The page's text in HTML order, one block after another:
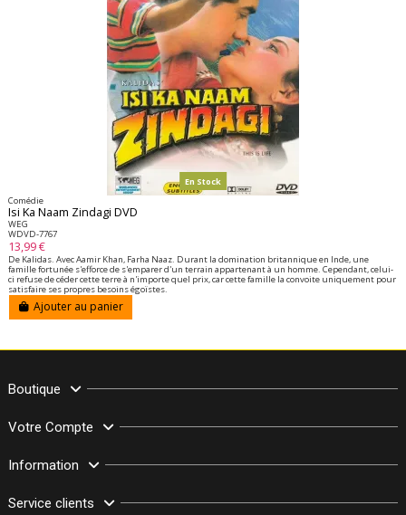
En Stock
Comédie
Isi Ka Naam Zindagi DVD
WEG
WDVD-7767
13,99 €
De Kalidas. Avec Aamir Khan, Farha Naaz. Durant la domination britannique en Inde, une
famille fortunée s'efforce de s'emparer d'un terrain appartenant à un homme. Cependant, celui-
ci refuse de céder cette terre à n'importe quel prix, car cette famille la convoite uniquement pour
satisfaire ses propres besoins égoïstes.
Ajouter au panier
Boutique
Votre Compte
Information
Service clients